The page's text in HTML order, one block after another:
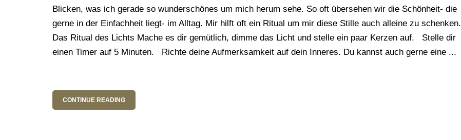
Blicken, was ich gerade so wunderschönes um mich herum sehe. So oft übersehen wir die Schönheit- die
gerne in der Einfachheit liegt- im Alltag. Mir hilft oft ein Ritual um mir diese Stille auch alleine zu schenken.
Das Ritual des Lichts Mache es dir gemütlich, dimme das Licht und stelle ein paar Kerzen auf. Stelle dir
einen Timer auf 5 Minuten. Richte deine Aufmerksamkeit auf dein Inneres. Du kannst auch gerne eine ...
CONTINUE READING